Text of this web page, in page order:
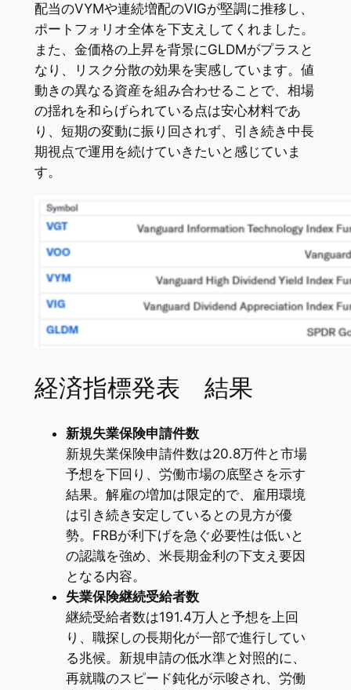
配当のVYMや連続増配のVIGが堅調に推移し、
ポートフォリオ全体を下支えしてくれました。
また、金価格の上昇を背景にGLDMがプラスと
なり、リスク分散の効果を実感しています。値
動きの異なる資産を組み合わせることで、相場
の揺れを和らげられている点は安心材料であ
り、短期の変動に振り回されず、引き続き中長
期視点で運用を続けていきたいと感じていま
す。
経済指標発表 結果
新規失業保険申請件数
新規失業保険申請件数は20.8万件と市場
予想を下回り、労働市場の底堅さを示す
結果。解雇の増加は限定的で、雇用環境
は引き続き安定しているとの見方が優
勢。FRBが利下げを急ぐ必要性は低いと
の認識を強め、米長期金利の下支え要因
となる内容。
失業保険継続受給者数
継続受給者数は191.4万人と予想を上回
り、職探しの長期化が一部で進行してい
る兆候。新規申請の低水準と対照的に、
再就職のスピード鈍化が示唆され、労働